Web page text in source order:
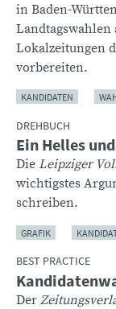
in Baden-
Landtagswahlen
Lokalzeitungen
vorbereiten.
KANDIDATEN
DREHBUCH
Ein Helles
Die Leipziger
wichtigstes
schreiben.
GRAFIK
BEST PRACTICE
Der